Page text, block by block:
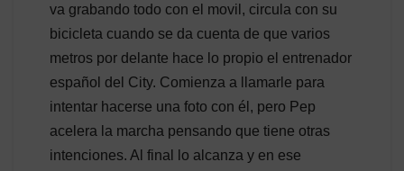
va grabando todo con el movil, circula con su
bicicleta cuando se da cuenta de que varios
metros por delante hace lo propio el entrenador
español del City. Comienza a llamarle para
intentar hacerse una foto con él, pero Pep
acelera la marcha pensando que tiene otras
intenciones. Al final lo alcanza y en ese